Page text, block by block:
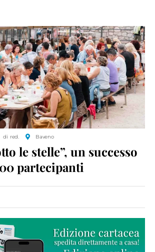
di red. Baveno
le stelle”, un successo
partecipanti